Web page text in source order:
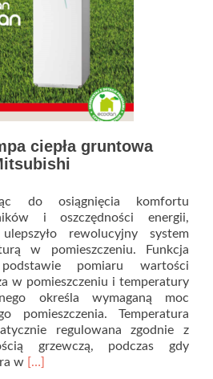
ciepła gruntowa
do osiągnięcia komfortu
i oszczędności energii,
rewolucyjny system
w pomieszczeniu. Funkcja
pomiaru wartości
w pomieszczeniu i temperatury
określa wymaganą moc
pomieszczenia. Temperatura
regulowana zgodnie z
grzewczą, podczas gdy
w Read
[…]